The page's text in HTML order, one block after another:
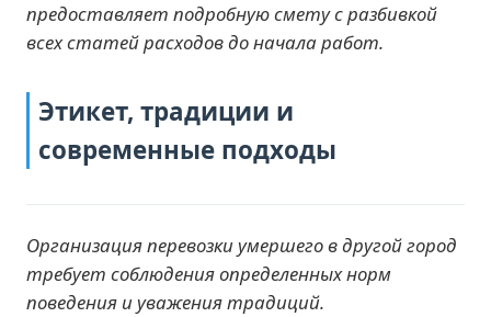
предоставляет подробную смету с разбивкой
всех статей расходов до начала работ.
Этикет, традиции и
современные подходы
Организация перевозки умершего в другой город
требует соблюдения определенных норм
поведения и уважения традиций.